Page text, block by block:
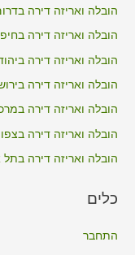
o
r
:
הובלה ואריזה דירה
הובלה ואריזה דירה
הובלה ואריזה דירה
הובלה ואריזה דירה
הובלה ואריזה דירה
הובלה ואריזה דירה
הובלה ואריזה דירה בתל
כלים
התחבר